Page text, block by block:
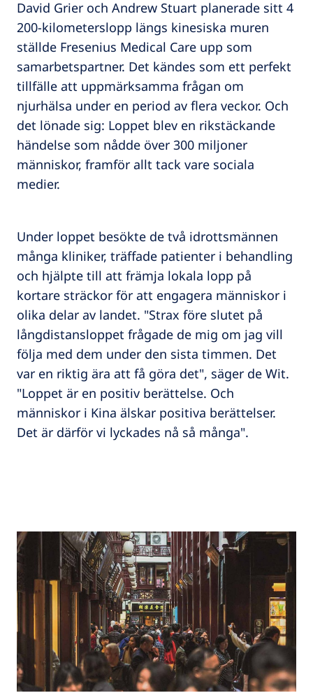
David Grier och Andrew Stuart planerade sitt 4
200-kilometerslopp längs kinesiska muren
ställde Fresenius Medical Care upp som
samarbetspartner. Det kändes som ett perfekt
tillfälle att uppmärksamma frågan om
njurhälsa under en period av flera veckor. Och
det lönade sig: Loppet blev en rikstäckande
händelse som nådde över 300 miljoner
människor, framför allt tack vare sociala
medier.
Under loppet besökte de två idrottsmännen
många kliniker, träffade patienter i behandling
och hjälpte till att främja lokala lopp på
kortare sträckor för att engagera människor i
olika delar av landet. "Strax före slutet på
långdistansloppet frågade de mig om jag vill
följa med dem under den sista timmen. Det
var en riktig ära att få göra det", säger de Wit.
"Loppet är en positiv berättelse. Och
människor i Kina älskar positiva berättelser.
Det är därför vi lyckades nå så många".